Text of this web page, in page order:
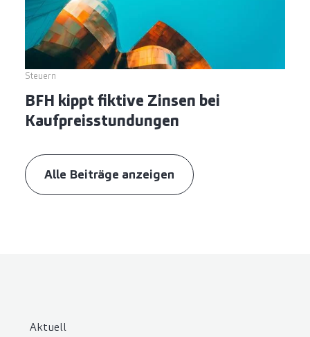
Steuern
BFH kippt fiktive Zinsen bei
Kaufpreisstundungen
Alle Beiträge anzeigen
Aktuell